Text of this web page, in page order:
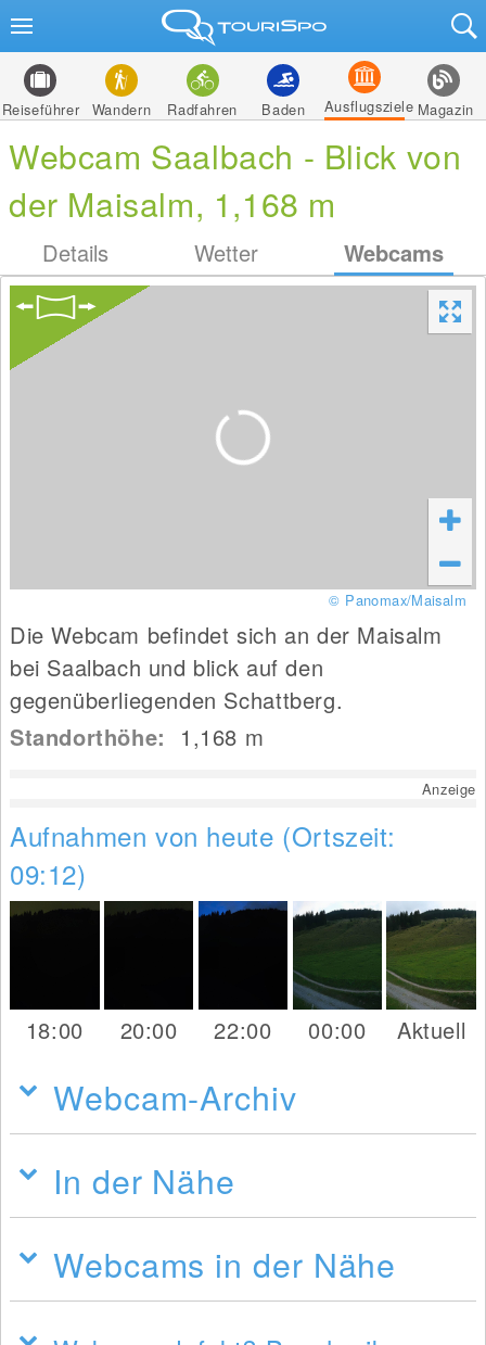
Reiseführer Wandern Radfahren Baden Ausflugsziele Magazin
Webcam Saalbach - Blick von
der Maisalm, 1,168 m
Details Wetter Webcams
© Panomax/Maisalm
Die Webcam befindet sich an der Maisalm
bei Saalbach und blick auf den
gegenüberliegenden Schattberg.
Standorthöhe: 1,168 m
Anzeige
Aufnahmen von heute (Ortszeit:
09:12)
18:00 20:00 22:00 00:00 Aktuell
Webcam-Archiv
In der Nähe
Webcams in der Nähe